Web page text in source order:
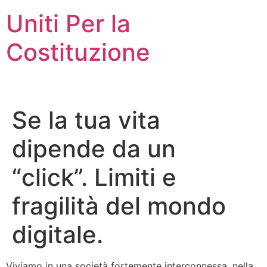
contenuto
Uniti Per la
Costituzione
Se la tua vita
dipende da un
“click”. Limiti e
fragilità del mondo
digitale.